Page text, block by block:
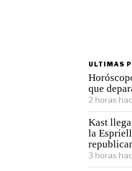
ULTIMAS
que
2 horas
Kast
la
3 horas